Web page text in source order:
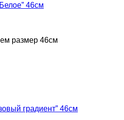
46см
размер 46см
градиент” 46см